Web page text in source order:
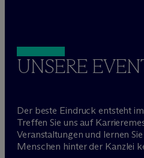
UNSERE
Der beste Eindruck entsteht
Treffen Sie uns auf
Veranstaltungen und lernen
Menschen hinter der Kanzlei